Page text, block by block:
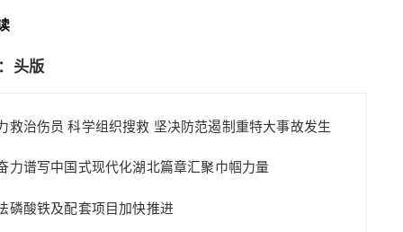
头版
救治伤员 科学组织搜救 坚决防范遏制重特大事故发生
力谱写中国式现代化湖北篇章汇聚巾帼力量
磷酸铁及配套项目加快推进